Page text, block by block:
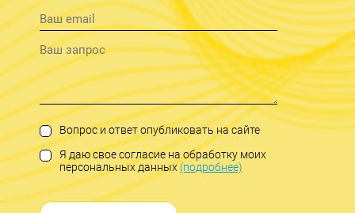
Вопрос и ответ опубликовать на сайте
Я даю свое согласие на обработку моих
персональных данных(подробнее)